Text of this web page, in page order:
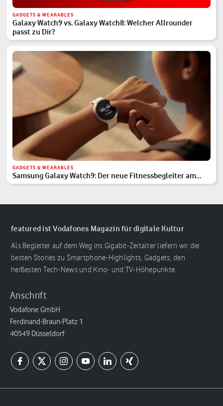
GADGETS & WEARABLES
Galaxy Watch9 vs. Galaxy Watch8: Welcher Allrounder
passt zu Dir?
GADGETS & WEARABLES
Samsung Galaxy Watch9: Der neue Fitnessbegleiter am
Handgelenk
featured ist Vodafones Magazin für digitale Kultur
Als Begleiter auf dem Weg ins Gigabit-Zeitalter liefern wir die
besten Stories zu Smartphone-Highlights, Gadgets, den
heißesten Tech-News und Kino- und TV-Höhepunkte.
Anschrift
Vodafone GmbH
Ferdinand-Braun-Platz 1
40549 Düsseldorf